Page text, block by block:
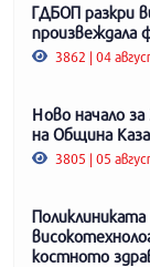
ГДБОП разкри
произвеждала
3862 | 04
Ново начало
на Община
3805 | 05
Поликлиниката
костното